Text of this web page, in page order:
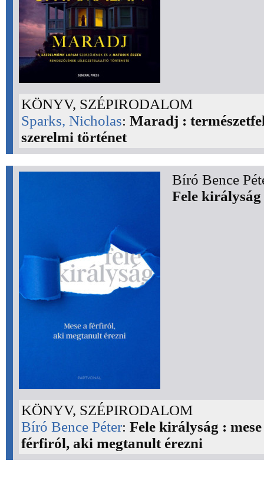
KÖNYV, SZÉPIRODALOM
Sparks, Nicholas: Maradj :
szerelmi történet
Bíró Bence
Fele királyság
KÖNYV, SZÉPIRODALOM
Bíró Bence Péter: Fele királyság :
férfiról, aki megtanult érezni